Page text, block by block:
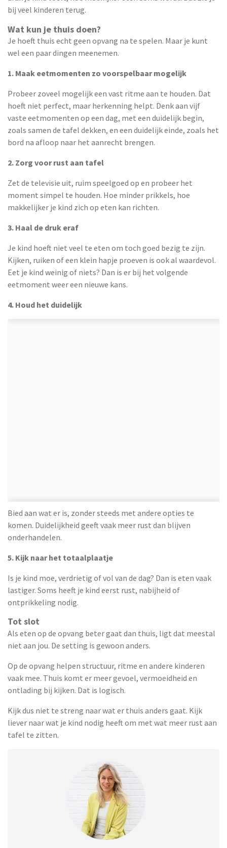
bij veel kinderen terug.
Wat kun je thuis doen?
Je hoeft thuis echt geen opvang na te spelen. Maar je kunt
wel een paar dingen meenemen.
1. Maak eetmomenten zo voorspelbaar mogelijk
Probeer zoveel mogelijk een vast ritme aan te houden. Dat
hoeft niet perfect, maar herkenning helpt. Denk aan vijf
vaste eetmomenten op een dag, met een duidelijk begin,
zoals samen de tafel dekken, en een duidelijk einde, zoals het
bord na afloop naar het aanrecht brengen.
2. Zorg voor rust aan tafel
Zet de televisie uit, ruim speelgoed op en probeer het
moment simpel te houden. Hoe minder prikkels, hoe
makkelijker je kind zich op eten kan richten.
3. Haal de druk eraf
Je kind hoeft niet veel te eten om toch goed bezig te zijn.
Kijken, ruiken of een klein hapje proeven is ook al waardevol.
Eet je kind weinig of niets? Dan is er bij het volgende
eetmoment weer een nieuwe kans.
4. Houd het duidelijk
Bied aan wat er is, zonder steeds met andere opties te
komen. Duidelijkheid geeft vaak meer rust dan blijven
onderhandelen.
5. Kijk naar het totaalplaatje
Is je kind moe, verdrietig of vol van de dag? Dan is eten vaak
lastiger. Soms heeft je kind eerst rust, nabijheid of
ontprikkeling nodig.
Tot slot
Als eten op de opvang beter gaat dan thuis, ligt dat meestal
niet aan jou. De setting is gewoon anders.
Op de opvang helpen structuur, ritme en andere kinderen
vaak mee. Thuis komt er meer gevoel, vermoeidheid en
ontlading bij kijken. Dat is logisch.
Kijk dus niet te streng naar wat er thuis anders gaat. Kijk
liever naar wat je kind nodig heeft om met wat meer rust aan
tafel te zitten.